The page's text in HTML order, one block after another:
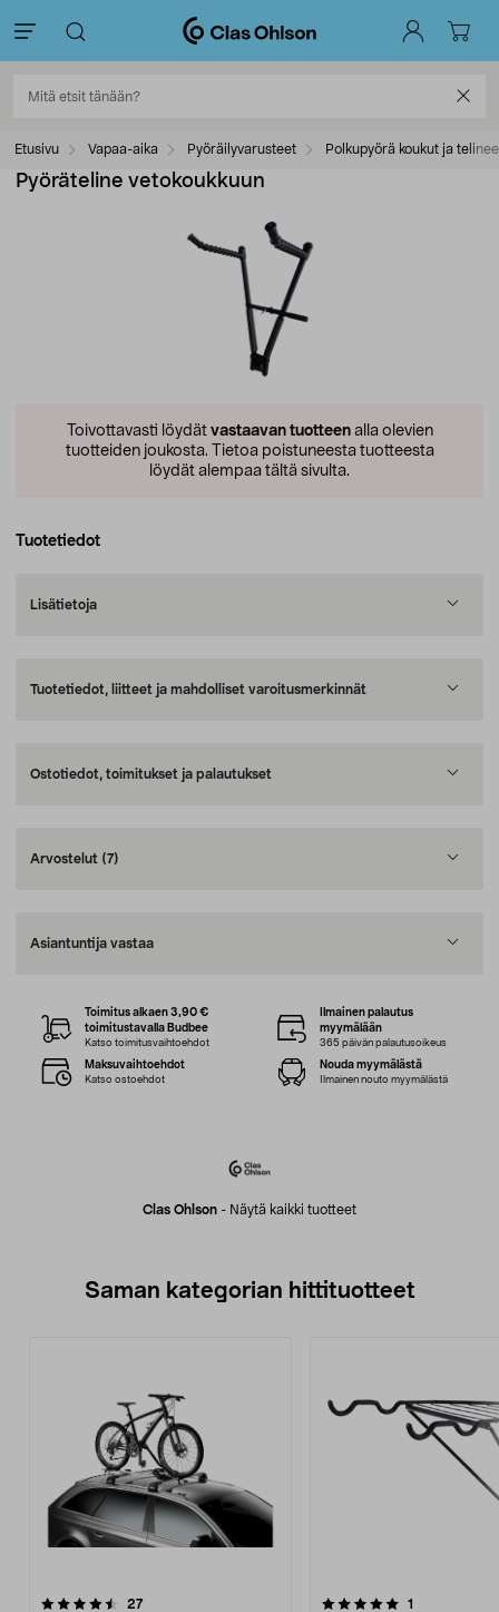
Etusivu Vapaa-aika Pyöräilyvarusteet Polkupyörä koukut ja
Pyöräteline vetokoukkuun
Toivottavasti löydät vastaavan tuotteenalla olevien
tuotteiden joukosta. Tietoa poistuneesta tuotteesta
löydät alempaa tältä sivulta.
Tuotetiedot
Lisätietoja
Tuotetiedot, liitteet ja mahdolliset varoitusmerkinnät
Ostotiedot, toimitukset ja palautukset
Arvostelut (7)
Asiantuntija vastaa
Clas Ohlson - Näytä kaikki tuotteet
Toimitus alkaen 3,90 €
toimitustavalla Budbee
Katso toimitusvaihtoehdot
Ilmainen palautus
myymälään
365 päivän palautusoikeus
Maksuvaihtoehdot
Katso ostoehdot
Nouda myymälästä
Ilmainen nouto myymälästä
Saman kategorian hittituotteet
27arvostelut
5.0 viidestä
1
4.0 viidestä